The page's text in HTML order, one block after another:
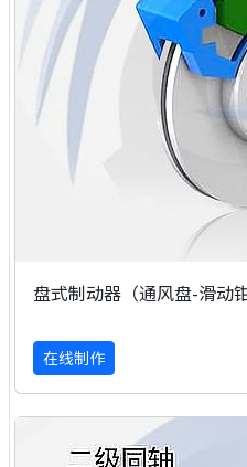
盘式制动器（通风盘-滑动钳
在线制作